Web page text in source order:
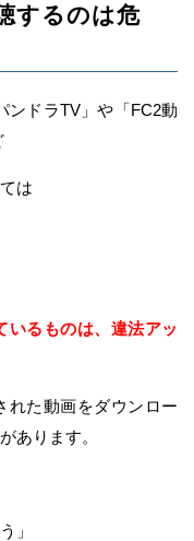
するのは危
ンドラTV」や「FC2動
は
いるものは、違法アッ
れた動画をダウンロー
あります。
」